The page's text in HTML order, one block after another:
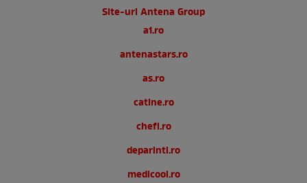
Site-uri Antena Group
a1.ro
antenastars.ro
as.ro
catine.ro
chefi.ro
deparinti.ro
medicool.ro